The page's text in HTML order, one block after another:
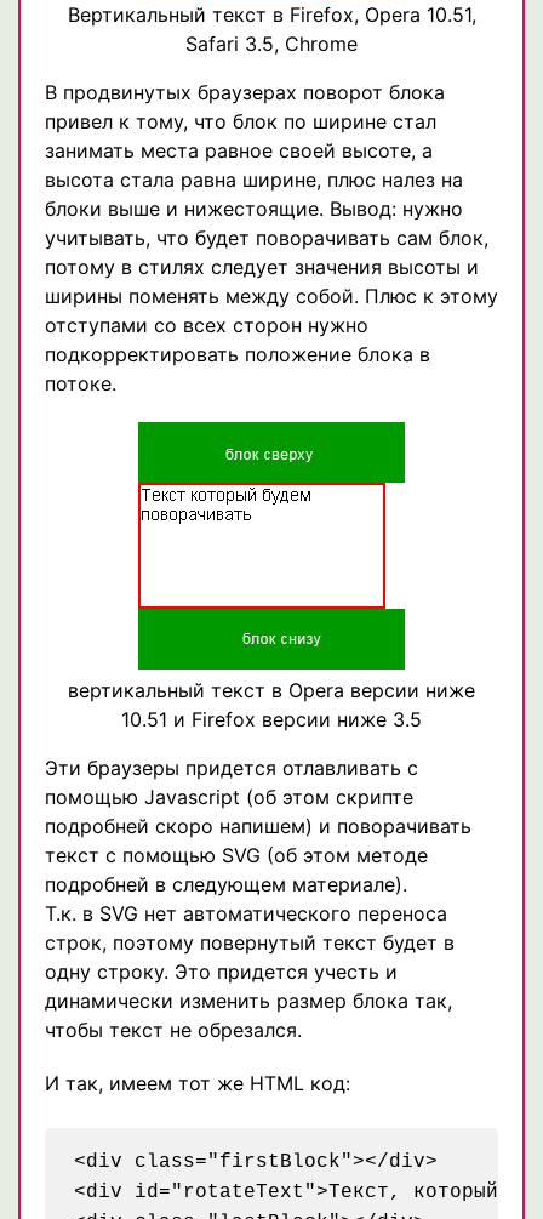
Вертикальный текст в Firefox, Opera 10.51,
Safari 3.5, Chrome
В продвинутых браузерах поворот блока
привел к тому, что блок по ширине стал
занимать места равное своей высоте, а
высота стала равна ширине, плюс налез на
блоки выше и нижестоящие. Вывод: нужно
учитывать, что будет поворачивать сам блок,
потому в стилях следует значения высоты и
ширины поменять между собой. Плюс к этому
отступами со всех сторон нужно
подкорректировать положение блока в
потоке.
вертикальный текст в Opera версии ниже
10.51 и Firefox версии ниже 3.5
Эти браузеры придется отлавливать с
помощью Javascript (об этом скрипте
подробней скоро напишем) и поворачивать
текст с помощью SVG (об этом методе
подробней в следующем материале).
Т.к. в SVG нет автоматического переноса
строк, поэтому повернутый текст будет в
одну строку. Это придется учесть и
динамически изменить размер блока так,
чтобы текст не обрезался.
И так, имеем тот же HTML код:
<div class="firstBlock"></div>
<div id="rotateText">Текст, который